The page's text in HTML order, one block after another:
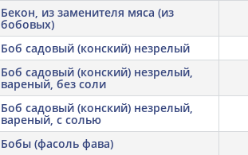
Бекон, из заменителя мяса (из
бобовых)
Боб садовый (конский) незрелый
Боб садовый (конский) незрелый,
вареный, без соли
Боб садовый (конский) незрелый,
вареный, с солью
Бобы (фасоль фава)